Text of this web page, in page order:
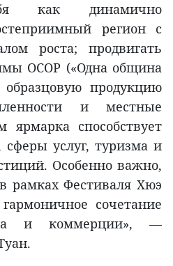
как динамично
регион с
роста; продвигать
OCOP («Одна община
продукцию
и местные
способствует
сферы услуг, туризма и
Особенно важно,
рамках Фестиваля Хюэ
сочетание
и коммерции», —